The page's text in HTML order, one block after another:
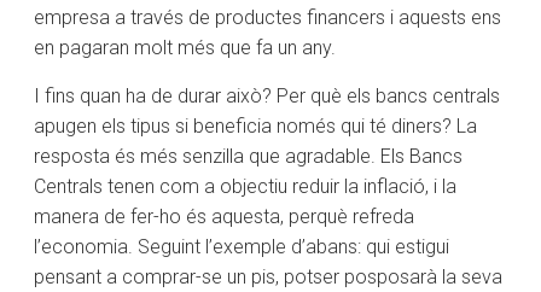
empresa a través de productes financers i aquests ens
en pagaran molt més que fa un any.
I fins quan ha de durar això? Per què els bancs centrals
apugen els tipus si beneficia només qui té diners? La
resposta és més senzilla que agradable. Els Bancs
Centrals tenen com a objectiu reduir la inflació, i la
manera de fer-ho és aquesta, perquè refreda
l’economia. Seguint l’exemple d’abans: qui estigui
pensant a comprar-se un pis, potser posposarà la seva